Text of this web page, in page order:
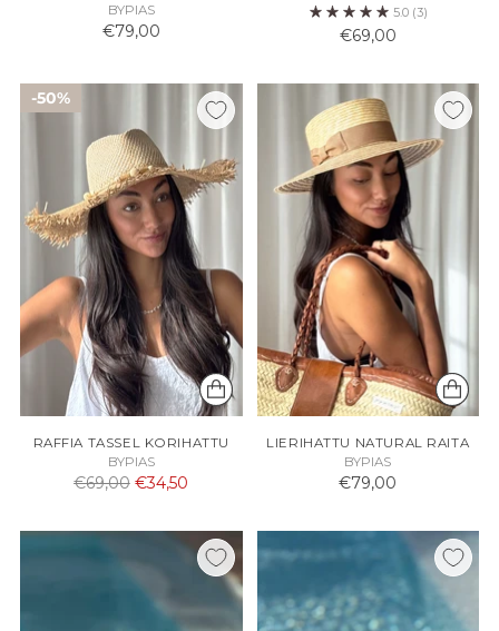
BYPIAS
€79,00
5.0 (3)
€69,00
50%
RAFFIA TASSEL KORIHATTU
BYPIAS
Normaali
€69,00 €34,50
LIERIHATTU NATURAL RAITA
BYPIAS
€79,00